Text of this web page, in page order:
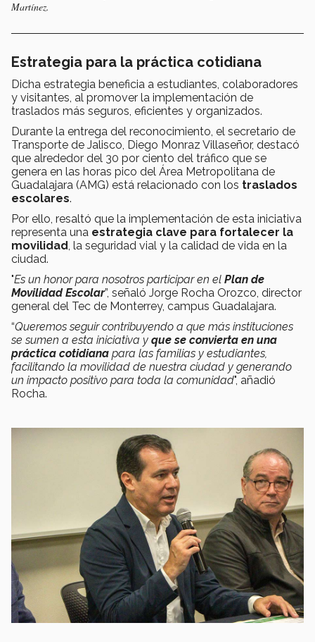
Martínez.
Estrategia para la práctica cotidiana
Dicha estrategia beneficia a estudiantes, colaboradores
y visitantes, al promover la implementación de
traslados más seguros, eficientes y organizados.
Durante la entrega del reconocimiento, el secretario de
Transporte de Jalisco, Diego Monraz Villaseñor, destacó
que alrededor del 30 por ciento del tráfico que se
genera en las horas pico del Área Metropolitana de
Guadalajara (AMG) está relacionado con los traslados
escolares.
Por ello, resaltó que la implementación de esta iniciativa
representa una estrategia clave para fortalecer la
movilidad, la seguridad vial y la calidad de vida en la
ciudad.
"Es un honor para nosotros participar en el Plan de
Movilidad Escolar”, señaló Jorge Rocha Orozco, director
general del Tec de Monterrey, campus Guadalajara.
“Queremos seguir contribuyendo a que más instituciones
se sumen a esta iniciativa y que se convierta en una
práctica cotidiana para las familias y estudiantes,
facilitando la movilidad de nuestra ciudad y generando
un impacto positivo para toda la comunidad", añadió
Rocha.